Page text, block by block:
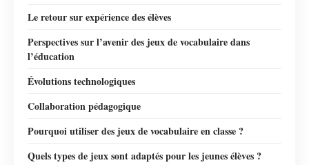
Le retour sur expérience des élèves
Perspectives sur l’avenir des jeux de vocabulaire dans
l’éducation
Évolutions technologiques
Collaboration pédagogique
Pourquoi utiliser des jeux de vocabulaire en classe ?
Quels types de jeux sont adaptés pour les jeunes élèves ?